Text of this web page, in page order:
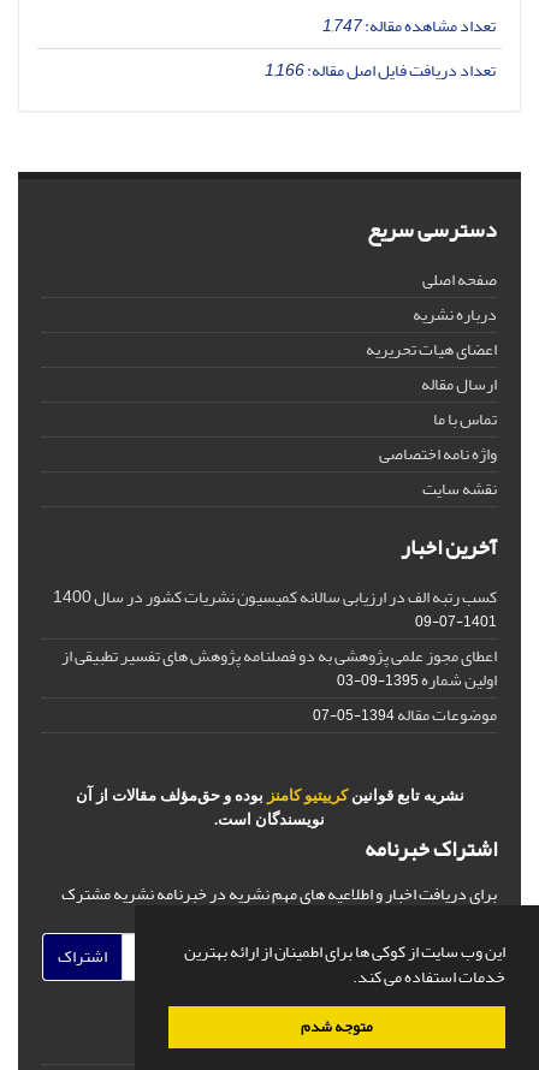
این وب سایت از کوکی ها برای اطمینان از ارائه بهترین
خدمات استفاده می کند.
متوجه شدم
تعداد مشاهده مقاله:1,747
تعداد دریافت فایل اصل مقاله:1,166
دسترسی سریع
صفحه اصلی
درباره نشریه
اعضای هیات تحریریه
ارسال مقاله
تماس با ما
واژه نامه اختصاصی
نقشه سایت
آخرین اخبار
کسب رتبه الف در ارزیابی سالانه کمیسیون نشریات کشور در سال 1400
1401-07-09
اعطای مجوز علمی پژوهشی به دو فصلنامه پژوهش های تفسیر تطبیقی از
اولین شماره1395-09-03
موضوعات مقاله1394-05-07
نشریه تابع قوانین کرییتیو کامنز بوده و حق‌مؤلف مقالات از آن
نویسندگان است.
اشتراک خبرنامه
برای دریافت اخبار و اطلاعیه های مهم نشریه در خبرنامه نشریه مشترک
اشتراک